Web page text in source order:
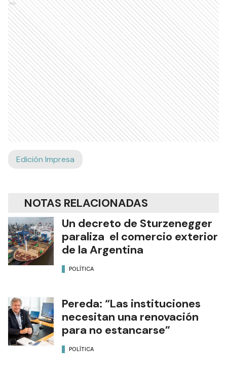
Ads
Edición Impresa
NOTAS RELACIONADAS
Un decreto de Sturzenegger
paraliza el comercio exterior
de la Argentina
POLÍTICA
Pereda: “Las instituciones
necesitan una renovación
para no estancarse”
POLÍTICA